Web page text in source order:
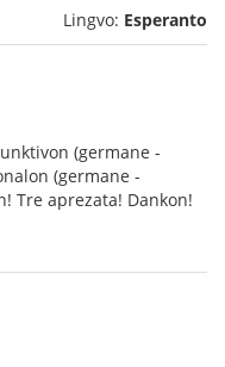
Lingvo: Esperanto
(germane -
(germane -
Tre aprezata! Dankon!